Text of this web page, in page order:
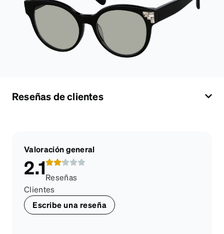
Reseñas de clientes
Valoración general
2.1Reseñas
Clientes
Escribe una reseña